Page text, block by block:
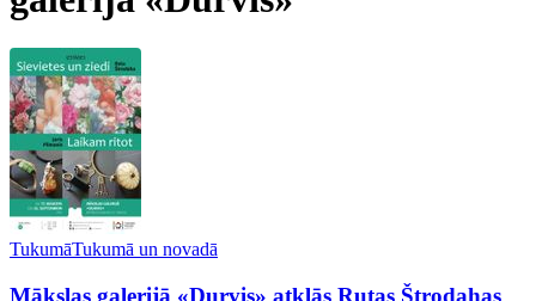
TukumāTukumā un novadā
Mākslas galerijā «Durvis» atklās Rutas Štrodahas